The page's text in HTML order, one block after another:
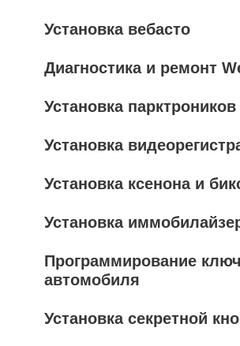
Установка вебасто
Диагностика и ремонт
Установка парктроников
Установка
Установка ксенона и
Установка
Программирование
автомобиля
Установка секретной